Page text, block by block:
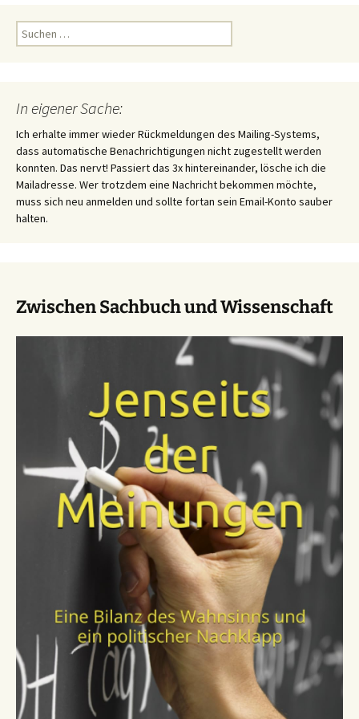
Suchen
nach:
In eigener Sache:
Ich erhalte immer wieder Rückmeldungen des Mailing-Systems,
dass automatische Benachrichtigungen nicht zugestellt werden
konnten. Das nervt! Passiert das 3x hintereinander, lösche ich die
Mailadresse. Wer trotzdem eine Nachricht bekommen möchte,
muss sich neu anmelden und sollte fortan sein Email-Konto sauber
halten.
Zwischen Sachbuch und Wissenschaft